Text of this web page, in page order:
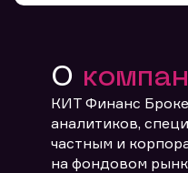
О
КИТ Финанс
аналитиков,
частным и
на фондовом